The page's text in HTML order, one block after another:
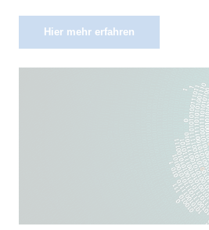
Hier mehr erfahren